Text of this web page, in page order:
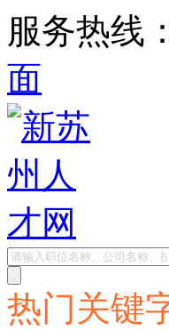
服务热线
面
热门关键